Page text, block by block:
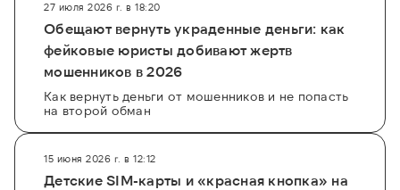
27 июля 2026 г. в 18:20
Обещают вернуть украденные деньги: как
фейковые юристы добивают жертв
мошенников в 2026
Как вернуть деньги от мошенников и не попасть
на второй обман
15 июня 2026 г. в 12:12
Детские SIM-карты и «красная кнопка» на